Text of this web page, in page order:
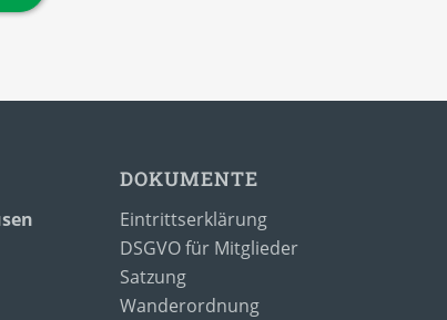
DOKUMENTE
Eintrittserklärung
DSGVO für Mitglieder
Satzung
Wanderordnung